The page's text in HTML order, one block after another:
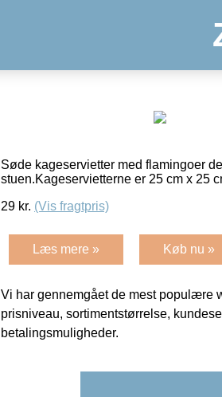
Søde kageservietter med flamingoer
stuen.Kageservietterne er 25 cm x 25
29 kr. (Vis fragtpris)
Læs mere » Køb nu »
Vi har gennemgået de mest populære
prisniveau, sortimentstørrelse,
betalingsmuligheder.